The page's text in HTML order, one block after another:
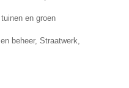
en groen
beheer, Straatwerk,